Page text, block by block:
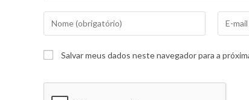
Salvar meus dados neste navegador para a